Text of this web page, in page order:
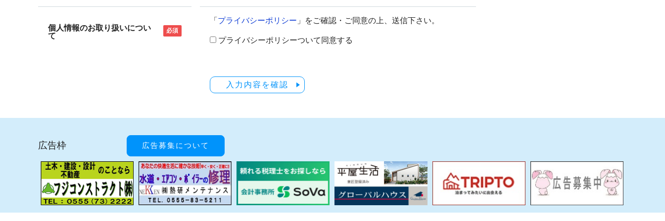
個人情報のお取り扱いについ
て
必須
「 プライバシーポリシー 」をご確認・ご同意の上、送信下さい。
プライバシーポリシーついて同意する
入力内容を確認
広告枠 広告募集について